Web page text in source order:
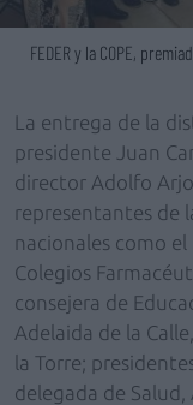
FEDER y la COPE,
La entrega de la
presidente Juan
director Adolfo
representantes de
nacionales como
Colegios
consejera de
Adelaida de la
la Torre;
delegada de Salud,